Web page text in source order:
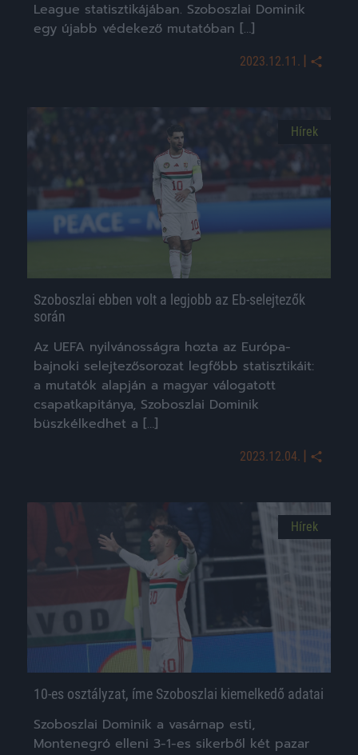
League statisztikájában. Szoboszlai Dominik
egy újabb védekező mutatóban […]
2023.12.11. |
Hírek
Szoboszlai ebben volt a legjobb az Eb-selejtezők
során
Az UEFA nyilvánosságra hozta az Európa-
bajnoki selejtezősorozat legfőbb statisztikáit:
a mutatók alapján a magyar válogatott
csapatkapitánya, Szoboszlai Dominik
büszkélkedhet a […]
2023.12.04. |
Hírek
10-es osztályzat, íme Szoboszlai kiemelkedő adatai
Szoboszlai Dominik a vasárnap esti,
Montenegró elleni 3-1-es sikerből két pazar